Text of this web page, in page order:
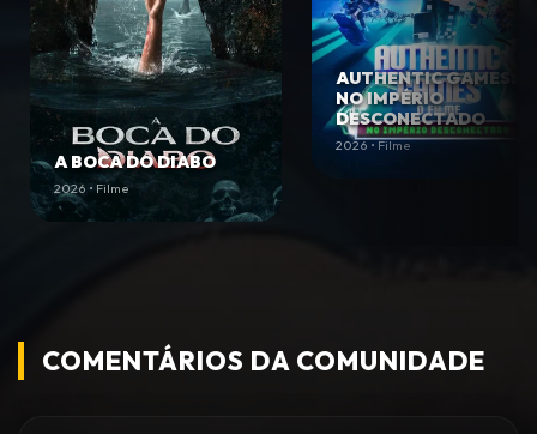
A BOCA DO DIABO
2026 • Filme
AUTHENTIC GAMES:
NO IMPÉRIO
DESCONECTADO
2026 • Filme
COMENTÁRIOS DA COMUNIDADE